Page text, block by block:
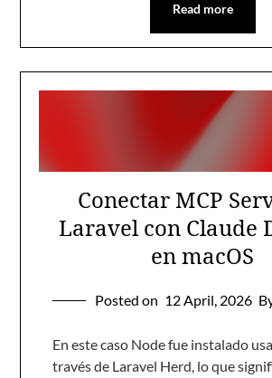
Read more
Conectar MCP
Laravel con Claude
en macOS
Posted on 12 April, 2026
En este caso Node fue instalado
través de Laravel Herd, lo que